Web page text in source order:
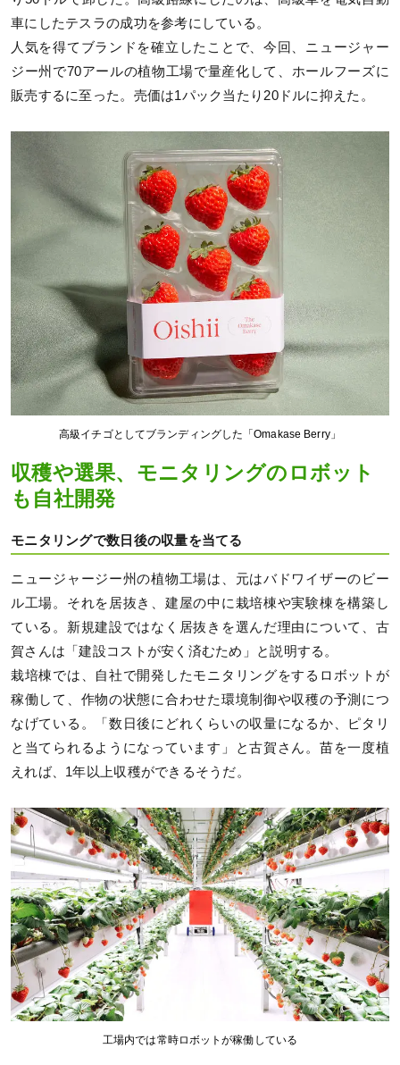
車にしたテスラの成功を参考にしている。
人気を得てブランドを確立したことで、今回、ニュージャー
ジー州で70アールの植物工場で量産化して、ホールフーズに
販売するに至った。売価は1パック当たり20ドルに抑えた。
高級イチゴとしてブランディングした「Omakase Berry」
収穫や選果、モニタリングのロボット
も自社開発
モニタリングで数日後の収量を当てる
ニュージャージー州の植物工場は、元はバドワイザーのビー
ル工場。それを居抜き、建屋の中に栽培棟や実験棟を構築し
ている。新規建設ではなく居抜きを選んだ理由について、古
賀さんは「建設コストが安く済むため」と説明する。
栽培棟では、自社で開発したモニタリングをするロボットが
稼働して、作物の状態に合わせた環境制御や収穫の予測につ
なげている。「数日後にどれくらいの収量になるか、ピタリ
と当てられるようになっています」と古賀さん。苗を一度植
えれば、1年以上収穫ができるそうだ。
工場内では常時ロボットが稼働している